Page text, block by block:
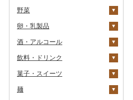
焼肉
牛タン
和牛
黒毛和牛
ローストビーフ
ビーフジャーキー
その他牛肉（加工品）
すき焼き
しゃぶしゃぶ
焼肉
アグー豚
豚肉（加工品）
ハンバーグ
もつ鍋
ハム
ソーセージ・ウインナ
鶏肉
鶏肉（精肉）
ハム・ソーセージ
唐揚げ
鹿肉
馬肉
羊肉・ラム肉（ジンギス
毛ガニ
かにしゃぶ
その他カニ
ボタンエビ
伊勢海老
その他エビ
いくら
うに
明太子・たらこ
明太子
たらこ
その他魚卵
数の子
貝
無洗米
玄米
金芽米
ゆめぴりか
雑穀
餅
その他穀物加工品
パン
ぶどう・マスカット
巨峰
ナガノパープル
ピオーネ
デラウェア
いちご
りんご
もも
メロン
野菜
いも
じゃがいも
さつまいも
その他いも
トマト
フルーツトマト
ミニトマト
玉ねぎ
ねぎ
卵・乳製品
卵
チーズ
ヨーグルト
酒・アルコール
ビール・発泡酒
ビール
日本酒
飲料・ドリンク
水・ミネラルウォーター
菓子・スイーツ
麺